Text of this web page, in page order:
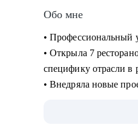
Обо мне
• Профессиональный
• Открыла 7
специфику отрасли в
• Внедряла новые
• Вырастила и